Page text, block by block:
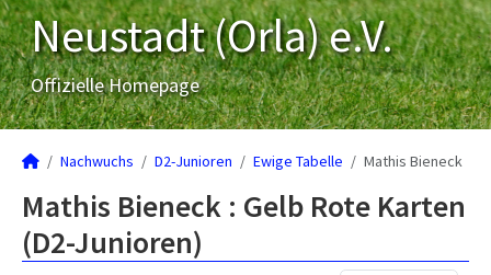
Neustadt (Orla) e.V.
Offizielle Homepage
Nachwuchs D2-Junioren Ewige Tabelle Mathis Bieneck
Mathis Bieneck : Gelb Rote Karten
(D2-Junioren)